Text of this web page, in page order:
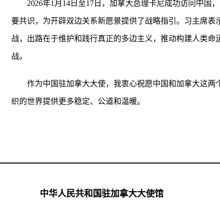
2026年1月14日至17日，加拿大总理卡尼成功访问中
要共识，为开辟双边关系新愿景提供了战略指引。习主席
战，出路在于维护和践行真正的多边主义，推动构建人类
战。
作为中国驻加拿大大使，我衷心祝愿中国和加拿大这
织的世界提供更多稳定、公道和温暖。
中华人民共和国驻加拿大大使馆